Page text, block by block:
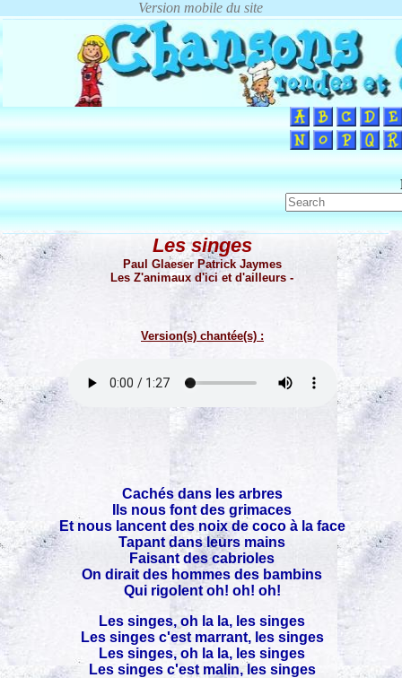
Les singes
Paul Glaeser Patrick Jaymes
Les Z'animaux d'ici et d'ailleurs -
Version(s) chantée(s) :
Cachés dans les arbres
Ils nous font des grimaces
Et nous lancent des noix de coco à la face
Tapant dans leurs mains
Faisant des cabrioles
On dirait des hommes des bambins
Qui rigolent oh! oh! oh!
Les singes, oh la la, les singes
Les singes c'est marrant, les singes
Les singes, oh la la, les singes
Les singes c'est malin, les singes